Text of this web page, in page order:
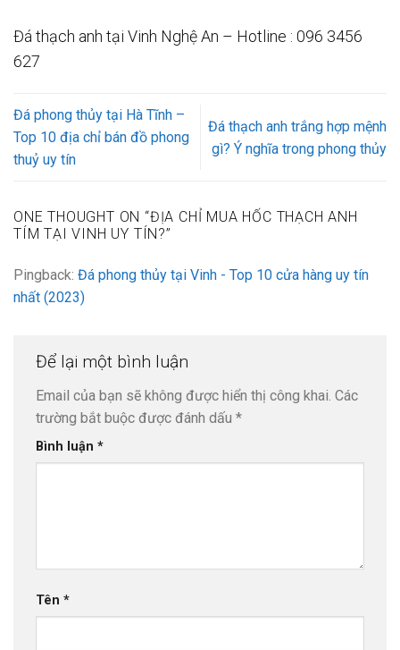
Đá thạch anh tại Vinh Nghệ An – Hotline : 096 3456
627
Đá phong thủy tại Hà Tĩnh –
Top 10 địa chỉ bán đồ phong
thuỷ uy tín
Đá thạch anh trắng hợp mệnh
gì? Ý nghĩa trong phong thủy
ONE THOUGHT ON “ĐỊA CHỈ MUA HỐC THẠCH ANH
TÍM TẠI VINH UY TÍN?”
Pingback: Đá phong thủy tại Vinh - Top 10 cửa hàng uy tín
nhất (2023)
Để lại một bình luận
Email của bạn sẽ không được hiển thị công khai. Các
trường bắt buộc được đánh dấu *
Bình luận *
Tên *